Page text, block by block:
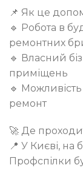
📌 Як це
🔹 Робота в
ремонтних
🔹 Власний
приміщень
🔹
ремонт
🚀 Де
📍 У Києві, на
Профспілки